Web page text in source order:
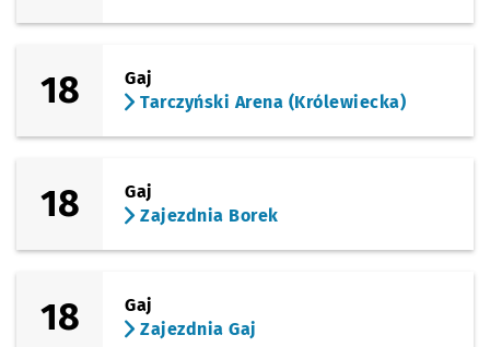
18
Gaj
Tarczyński Arena (Królewiecka)
18
Gaj
Zajezdnia Borek
18
Gaj
Zajezdnia Gaj